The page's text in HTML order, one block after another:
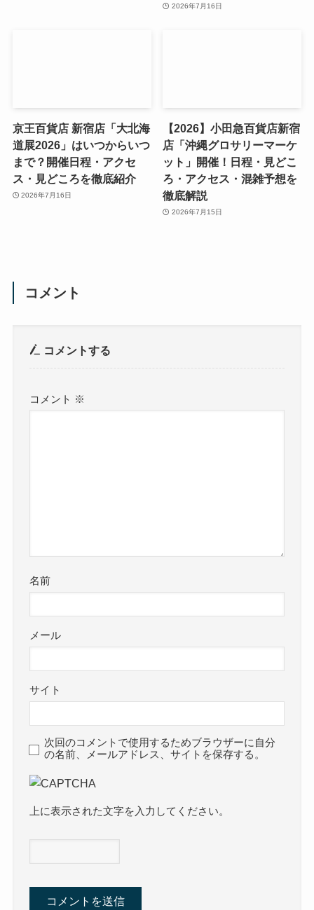
2026年7月16日
京王百貨店 新宿店「大北海
道展2026」はいつからいつ
まで？開催日程・アクセ
ス・見どころを徹底紹介
2026年7月16日
【2026】小田急百貨店新宿
店「沖縄グロサリーマーケ
ット」開催！日程・見どこ
ろ・アクセス・混雑予想を
徹底解説
2026年7月15日
コメント
コメントする
コメント ※
名前
メール
サイト
次回のコメントで使用するためブラウザーに自分
の名前、メールアドレス、サイトを保存する。
上に表示された文字を入力してください。